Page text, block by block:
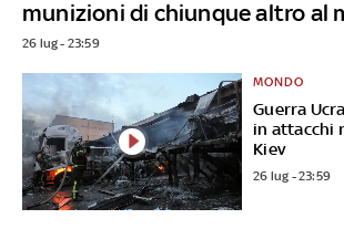
munizioni di chiunque altro al
26 lug - 23:59
Guerra
in attacchi
Kiev
MONDO
26 lug - 23:59